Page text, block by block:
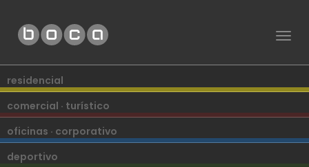
residencial
comercial · turístico
oficinas · corporativo
deportivo